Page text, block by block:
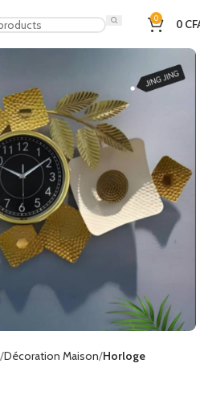
0 0
Décoration Maison Horloge